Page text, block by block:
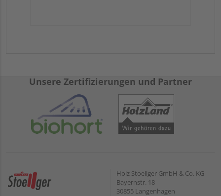
Unsere Zertifizierungen und Partner
Holz Stoellger GmbH & Co. KG
Bayernstr. 18
30855 Langenhagen